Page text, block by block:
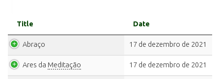
Title Date
Abraço 17 de dezembro de 2021
Ares da Meditação 17 de dezembro de 2021